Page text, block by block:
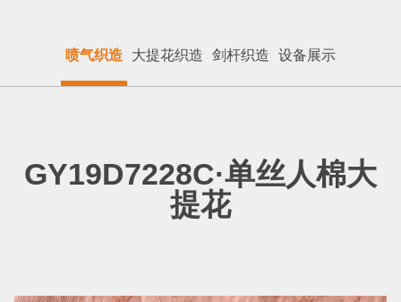
喷气织造 大提花织造 剑杆织造 设备展示
GY19D7228C·单丝人棉大
提花